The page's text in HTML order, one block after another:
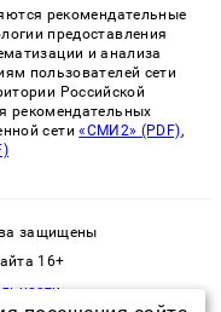
рекомендательные
предоставления
и анализа
пользователей сети
Российской
рекомендательных
сети«СМИ2» (PDF),
защищены
16+